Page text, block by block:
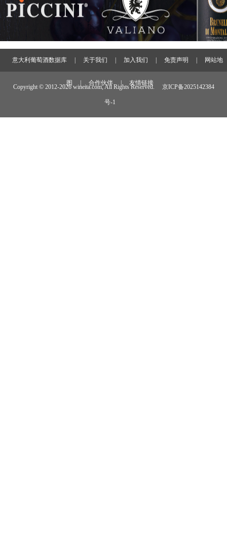
意大利葡萄酒数据库 关于我们 加入我们 免责声明 网站地
图 合作伙伴 友情链接
Copyright © 2012-2026 wineita.com, All Rights Reserved. 京ICP备2025142384
号-1